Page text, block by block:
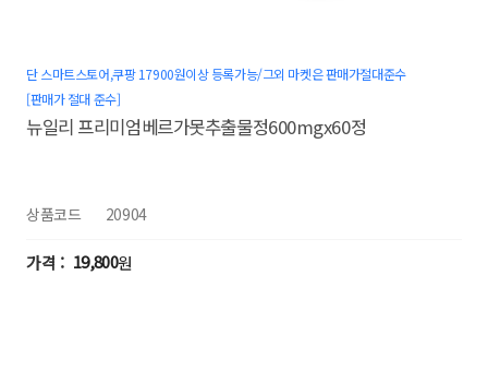
단 스마트스토어,쿠팡 17900원이상 등록가능/그외 마켓은 판매가절대준수
[판매가 절대 준수]
뉴일리 프리미엄베르가못추출물정600mgx60정
상품코드 20904
19,800원